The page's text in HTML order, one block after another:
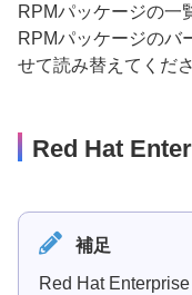
RPMパッケージの一
RPMパッケージのバ
せて読み替えてくださ
Red Hat
補足
Red Hat